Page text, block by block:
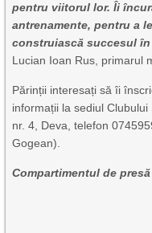
pentru viitorul lor. Îi
antrenamente, pentru a
construiască succesul
Lucian Ioan Rus, primarul
Părinții interesați să îi
informații la sediul Clubului
nr. 4, Deva, telefon
Gogean).
Compartimentul de